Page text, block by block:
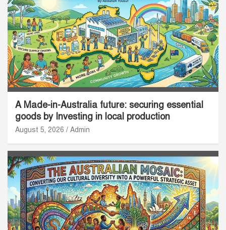
A Made-in-Australia future: securing essential
goods by Investing in local production
August 5, 2026 Admin